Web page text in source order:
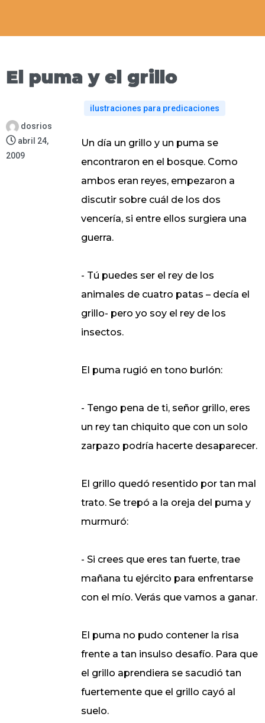
El puma y el grillo
dosrios
abril 24,
2009
ilustraciones para predicaciones
Un día un grillo y un puma se
encontraron en el bosque. Como
ambos eran reyes, empezaron a
discutir sobre cuál de los dos
vencería, si entre ellos surgiera una
guerra.
- Tú puedes ser el rey de los
animales de cuatro patas – decía el
grillo- pero yo soy el rey de los
insectos.
El puma rugió en tono burlón:
- Tengo pena de ti, señor grillo, eres
un rey tan chiquito que con un solo
zarpazo podría hacerte desaparecer.
El grillo quedó resentido por tan mal
trato. Se trepó a la oreja del puma y
murmuró:
- Si crees que eres tan fuerte, trae
mañana tu ejército para enfrentarse
con el mío. Verás que vamos a ganar.
El puma no pudo contener la risa
frente a tan insulso desafío. Para que
el grillo aprendiera se sacudió tan
fuertemente que el grillo cayó al
suelo.